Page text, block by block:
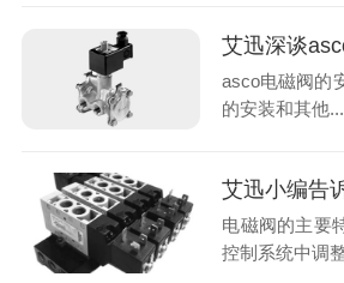
asco电磁阀的
的安装和其他...
电磁阀的主要
控制系统中调